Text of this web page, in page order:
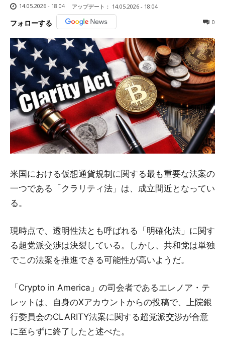
14.05.2026 - 18:04
アップデート： 14.05.2026 - 18:04
フォローする 0
米国における仮想通貨規制に関する最も重要な法案の
一つである「クラリティ法」は、成立間近となってい
る。
現時点で、透明性法とも呼ばれる「明確化法」に関す
る超党派交渉は決裂している。しかし、共和党は単独
でこの法案を推進できる可能性が高いようだ。
「Crypto in America」の司会者であるエレノア・テ
レットは、自身のXアカウントからの投稿で、上院銀
行委員会のCLARITY法案に関する超党派交渉が合意
に至らずに終了したと述べた。